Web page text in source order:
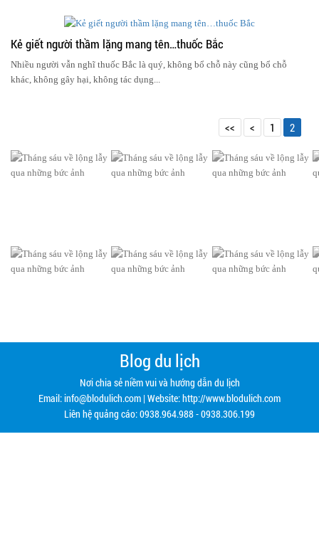
Kẻ giết người thầm lặng mang tên…thuốc Bắc
Nhiều người vẫn nghĩ thuốc Bắc là quý, không bổ chỗ này cũng bổ chỗ
khác, không gây hại, không tác dụng...
<< < 1 2
Blog du lịch
Nơi chia sẻ niềm vui và hướng dẫn du lịch
Email:info@blodulich.com | Website: http://www.blodulich.com
Liên hệ quảng cáo: 0938.964.988 - 0938.306.199